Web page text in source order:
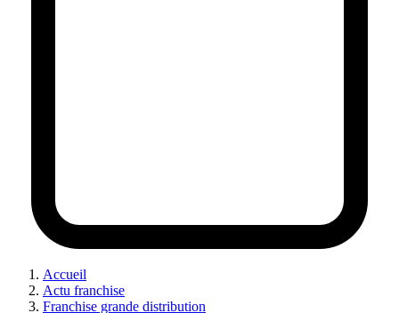
Accueil
Actu franchise
Franchise grande distribution